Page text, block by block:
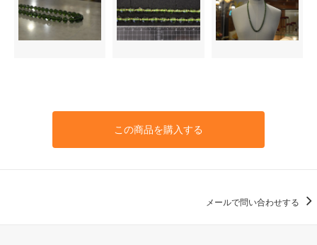
この商品を購入する
メールで問い合わせする